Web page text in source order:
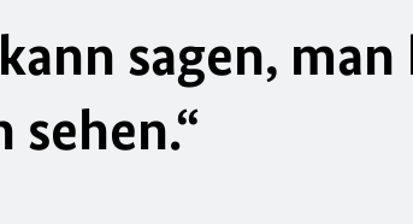
sagen,
sehen.“